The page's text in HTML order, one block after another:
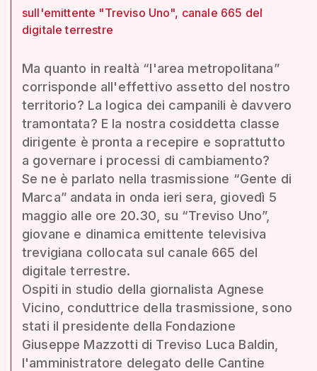
sull'emittente "Treviso Uno", canale 665 del
digitale terrestre
Ma quanto in realtà “l'area metropolitana”
corrisponde all'effettivo assetto del nostro
territorio? La logica dei campanili è davvero
tramontata? E la nostra cosiddetta classe
dirigente è pronta a recepire e soprattutto
a governare i processi di cambiamento?
Se ne è parlato nella trasmissione “Gente di
Marca” andata in onda ieri sera, giovedì 5
maggio alle ore 20.30, su “Treviso Uno”,
giovane e dinamica emittente televisiva
trevigiana collocata sul canale 665 del
digitale terrestre.
Ospiti in studio della giornalista Agnese
Vicino, conduttrice della trasmissione, sono
stati il presidente della Fondazione
Giuseppe Mazzotti di Treviso Luca Baldin,
l'amministratore delegato delle Cantine